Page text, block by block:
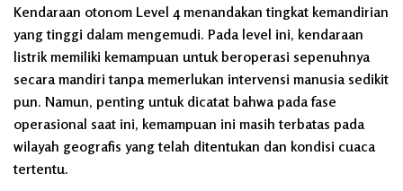
Kendaraan otonom Level 4 menandakan tingkat kemandirian
yang tinggi dalam mengemudi. Pada level ini, kendaraan
listrik memiliki kemampuan untuk beroperasi sepenuhnya
secara mandiri tanpa memerlukan intervensi manusia sedikit
pun. Namun, penting untuk dicatat bahwa pada fase
operasional saat ini, kemampuan ini masih terbatas pada
wilayah geografis yang telah ditentukan dan kondisi cuaca
tertentu.